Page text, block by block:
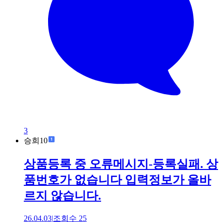
3
승희10
상품등록 중 오류메시지-등록실패. 상
품번호가 없습니다 입력정보가 올바
르지 않습니다.
26.04.03|조회수 25